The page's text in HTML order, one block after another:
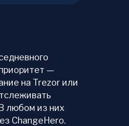
—
на Trezor или
любом из них
ChangeHero.